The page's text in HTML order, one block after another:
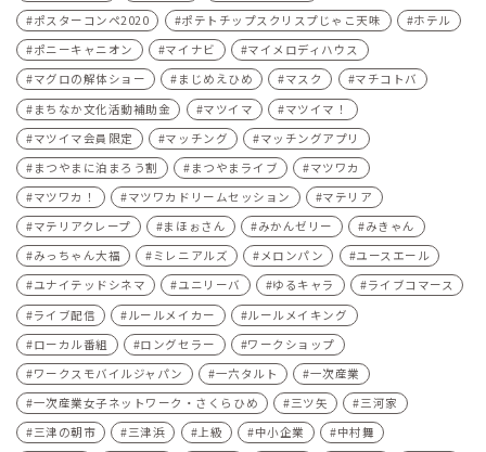
ポスターコンペ2020
ポテトチップスクリスプじゃこ天味
ホテル
ポニーキャニオン
マイナビ
マイメロディハウス
マグロの解体ショー
まじめえひめ マスク
マチコトバ
まちなか文化活動補助金
マツイマ
マツイマ！
マツイマ会員限定
マッチング
マッチングアプリ
まつやまに泊まろう割
まつやまライブ
マツワカ
マツワカ！
マツワカドリームセッション
マテリア
マテリアクレープ
まほぉさん みかんゼリー
みきゃん
みっちゃん大福
ミレニアルズ メロンパン
ユースエール
ユナイテッドシネマ
ユニリーバ ゆるキャラ
ライブコマース
ライブ配信
ルールメイカー
ルールメイキング
ローカル番組
ロングセラー
ワークショップ
ワークスモバイルジャパン
一六タルト
一次産業
一次産業女子ネットワーク・さくらひめ
三ツ矢
三河家
三津の朝市
三津浜 上級 中小企業
中村舞